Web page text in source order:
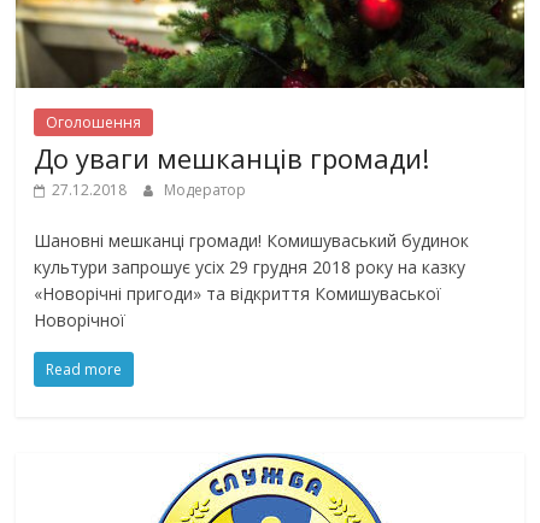
Оголошення
До уваги мешканців громади!
27.12.2018 Модератор
Шановні мешканці громади! Комишуваський будинок
культури запрошує усіх 29 грудня 2018 року на казку
«Новорічні пригоди» та відкриття Комишуваської
Новорічної
Read more